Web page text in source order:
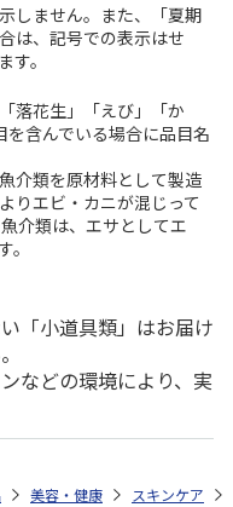
しません。また、「夏期
は、記号での表示はせ
。
落花生」「えび」「か
含んでいる場合に品目名
介類を原材料として製造
りエビ・カニが混じって
介類は、エサとしてエ
「小道具類」はお届け
などの環境により、実
美容・健康 スキンケア